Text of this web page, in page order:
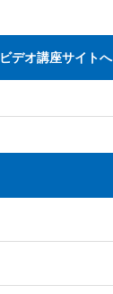
ビデオ講座サイトへ